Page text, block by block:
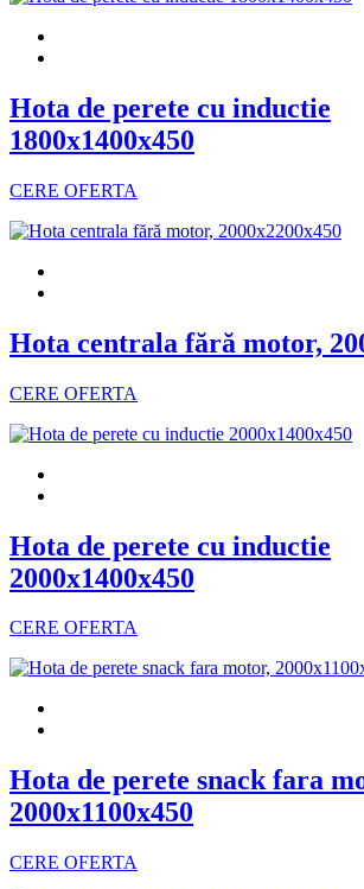
Hota de perete cu inductie
1800x1400x450
CERE OFERTA
Hota centrala fără motor,
CERE OFERTA
Hota de perete cu inductie
2000x1400x450
CERE OFERTA
Hota de perete snack fara
2000x1100x450
CERE OFERTA